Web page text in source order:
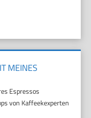
MEINES
Espressos
von Kaffeekexperten